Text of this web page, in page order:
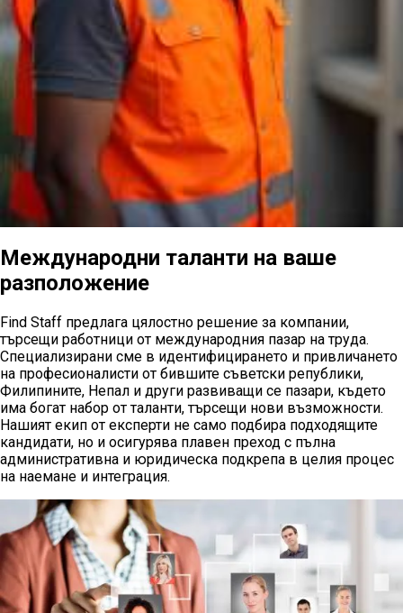
Международни таланти на ваше
разположение
Find Staff предлага цялостно решение за компании,
търсещи работници от международния пазар на труда.
Специализирани сме в идентифицирането и привличането
на професионалисти от бившите съветски републики,
Филипините, Непал и други развиващи се пазари, където
има богат набор от таланти, търсещи нови възможности.
Нашият екип от експерти не само подбира подходящите
кандидати, но и осигурява плавен преход с пълна
административна и юридическа подкрепа в целия процес
на наемане и интеграция.